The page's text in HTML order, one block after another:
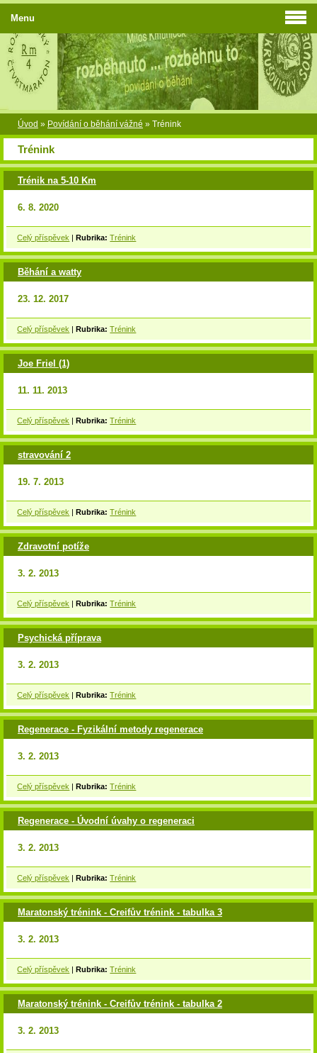
Úvod » Povídání o běhání vážné » Trénink
Trénink
Trénik na 5-10 Km
6. 8. 2020
Celý příspěvek |Rubrika: Trénink
Běhání a watty
23. 12. 2017
Celý příspěvek |Rubrika: Trénink
Joe Friel (1)
11. 11. 2013
Celý příspěvek |Rubrika: Trénink
stravování 2
19. 7. 2013
Celý příspěvek |Rubrika: Trénink
Zdravotní potíže
3. 2. 2013
Celý příspěvek |Rubrika: Trénink
Psychická příprava
3. 2. 2013
Celý příspěvek |Rubrika: Trénink
Regenerace - Fyzikální metody regenerace
3. 2. 2013
Celý příspěvek |Rubrika: Trénink
Regenerace - Úvodní úvahy o regeneraci
3. 2. 2013
Celý příspěvek |Rubrika: Trénink
Maratonský trénink - Creifův trénink - tabulka 3
3. 2. 2013
Celý příspěvek |Rubrika: Trénink
Maratonský trénink - Creifův trénink - tabulka 2
3. 2. 2013
Menu